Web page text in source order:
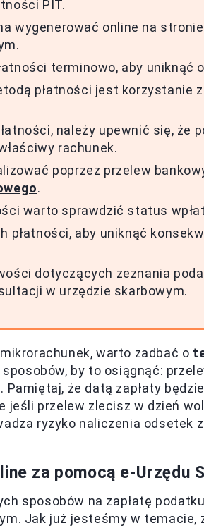
PIT.
wygenerować online na
terminowo, aby uniknąć
płatności jest korzystanie
należy upewnić się, że
rachunek.
poprzez przelew
.
warto sprawdzić status
płatności, aby uniknąć
dotyczących zeznania
w urzędzie skarbowym.
warto zadbać o
by to osiągnąć:
Pamiętaj, że datą zapłaty
jeśli przelew zlecisz w dzień
ryzyko naliczenia odsetek
za pomocą e-Urzędu
sposobów na zapłatę
Jak już jesteśmy w temacie,